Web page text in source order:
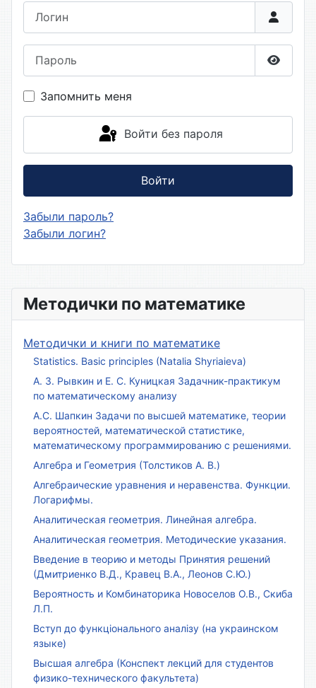
Методички по математике
Методички и книги по математике
Statistics. Basic principles (Natalia Shyriaieva)
А. З. Рывкин и Е. С. Куницкая Задачник-практикум
по математическому анализу
А.С. Шапкин Задачи по высшей математике, теории
вероятностей, математической статистике,
математическому программированию с решениями.
Алгебра и Геометрия (Толстиков А. В.)
Алгебраические уравнения и неравенства. Функции.
Логарифмы.
Аналитическая геометрия. Линейная алгебра.
Аналитическая геометрия. Методические указания.
Введение в теорию и методы Принятия решений
(Дмитриенко В.Д., Кравец В.А., Леонов С.Ю.)
Вероятность и Комбинаторика Новоселов О.В., Скиба
Л.П.
Вступ до функціонального аналізу (на украинском
языке)
Высшая алгебра (Конспект лекций для студентов
физико-технического факультета)
Запомнить меня
Войти без пароля
Войти
Забыли пароль?
Забыли логин?